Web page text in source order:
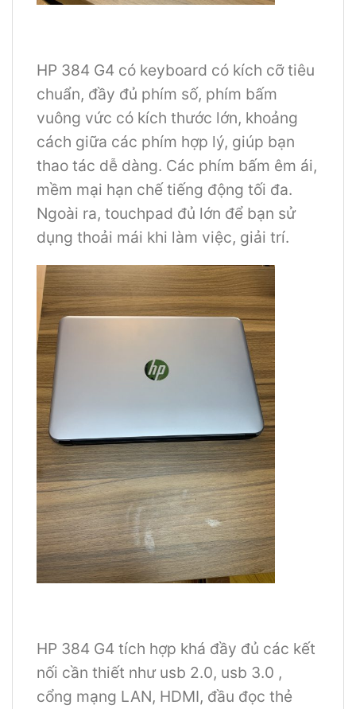
HP 384 G4 có keyboard có kích cỡ tiêu
chuẩn, đầy đủ phím số, phím bấm
vuông vức có kích thước lớn, khoảng
cách giữa các phím hợp lý, giúp bạn
thao tác dễ dàng. Các phím bấm êm ái,
mềm mại hạn chế tiếng động tối đa.
Ngoài ra, touchpad đủ lớn để bạn sử
dụng thoải mái khi làm việc, giải trí.
HP 384 G4 tích hợp khá đầy đủ các kết
nối cần thiết như usb 2.0, usb 3.0 ,
cổng mạng LAN, HDMI, đầu đọc thẻ